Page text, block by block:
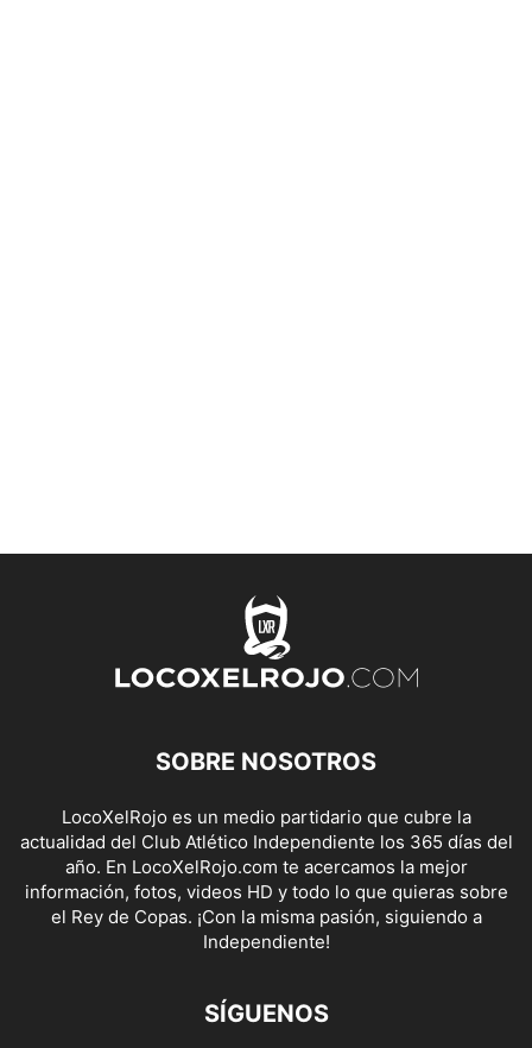
SOBRE NOSOTROS
LocoXelRojo es un medio partidario que cubre la
actualidad del Club Atlético Independiente los 365 días del
año. En LocoXelRojo.com te acercamos la mejor
información, fotos, videos HD y todo lo que quieras sobre
el Rey de Copas. ¡Con la misma pasión, siguiendo a
Independiente!
SÍGUENOS